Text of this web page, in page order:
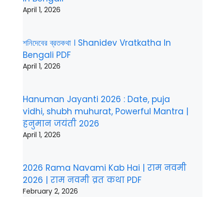
April 1, 2026
শনিদেবের ব্রতকথা । Shanidev Vratkatha In
Bengali PDF
April 1, 2026
Hanuman Jayanti 2026 : Date, puja
vidhi, shubh muhurat, Powerful Mantra |
हनुमान जयंती 2026
April 1, 2026
2026 Rama Navami Kab Hai | राम नवमी
2026 | राम नवमी व्रत कथा PDF
February 2, 2026